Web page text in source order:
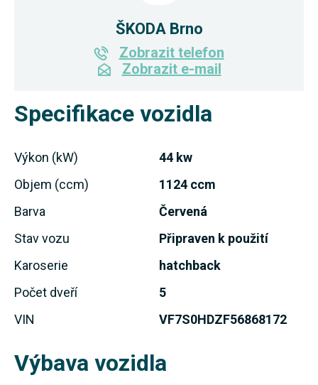
Specifikace vozidla
Výkon (kW)
44 kw
Objem (ccm)
1124 ccm
Barva
Červená
Stav vozu
Připraven k použití
Karoserie
hatchback
Počet dveří
5
VIN
VF7S0HDZF56868172
Výbava vozidla
ŠKODA Brno
Zobrazit telefon
Zobrazit e-mail